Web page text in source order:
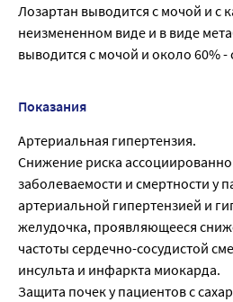
Лозартан выводится с мочой и с
неизмененном виде и в виде
выводится с мочой и около 60% -
Показания
Артериальная гипертензия.
Снижение риска
заболеваемости и смертности у
артериальной гипертензией и
желудочка, проявляющееся
частоты сердечно-сосудистой
инсульта и инфаркта миокарда.
Защита почек у пациентов с